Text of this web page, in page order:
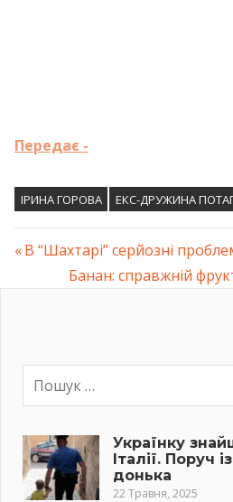
Передає -
ІРИНА ГОРОВА ЕКС-ДРУЖИНА
Навігація
Previous
В “Шахтарі” серйозні
Next
Банан: справжній
Українку
Італії. Поруч
донька
22 Травня, 2025